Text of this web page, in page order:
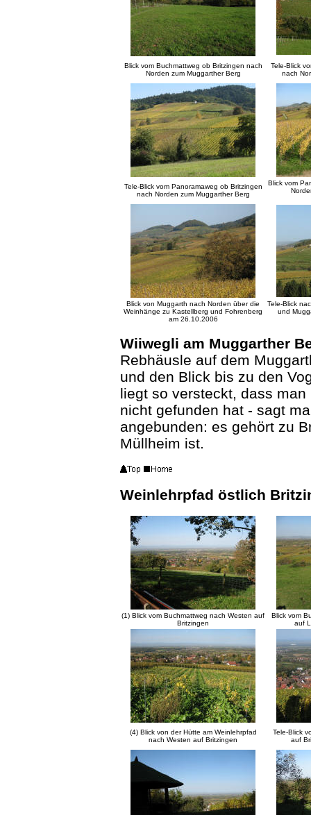
Blick vom Buchmattweg ob Britzingen nach
Norden zum Muggarther Berg
Tele-Blick
nach
Tele-Blick vom Panoramaweg ob Britzingen
nach Norden zum Muggarther Berg
Blick vom
Blick von Muggarth nach Norden über die
Weinhänge zu Kastellberg und Fohrenberg
am 26.10.2006
Tele-Blick
und
Wiiwegli am Muggarther
Rebhäusle auf dem
und den Blick bis zu den
liegt so versteckt, dass
nicht gefunden hat - sagt
angebunden: es gehört zu
Müllheim ist.
Weinlehrpfad östlich
(1) Blick vom Buchmattweg nach Westen auf
Britzingen
Blick vom
auf
(4) Blick von der Hütte am Weinlehrpfad
nach Westen auf Britzingen
Tele-Blick
auf